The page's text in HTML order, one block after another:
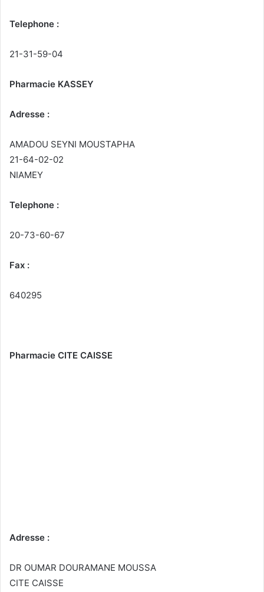
Telephone :
21-31-59-04
Pharmacie KASSEY
Adresse :
AMADOU SEYNI MOUSTAPHA
21-64-02-02
NIAMEY
Telephone :
20-73-60-67
Fax :
640295
Pharmacie CITE CAISSE
Adresse :
DR OUMAR DOURAMANE MOUSSA
CITE CAISSE